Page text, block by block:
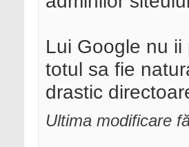
Lui Google nu
totul sa fie
drastic
Ultima modificare